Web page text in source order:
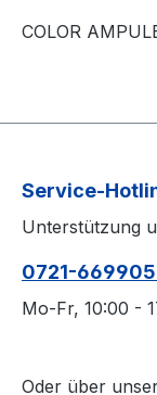
COLOR
Service-
Unterstützung
0721-
Mo-Fr, 10:00 -
Oder über